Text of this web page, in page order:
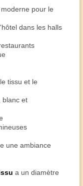
pour le
dans les halls
tissu et le
blanc et
une ambiance
a un diamètre